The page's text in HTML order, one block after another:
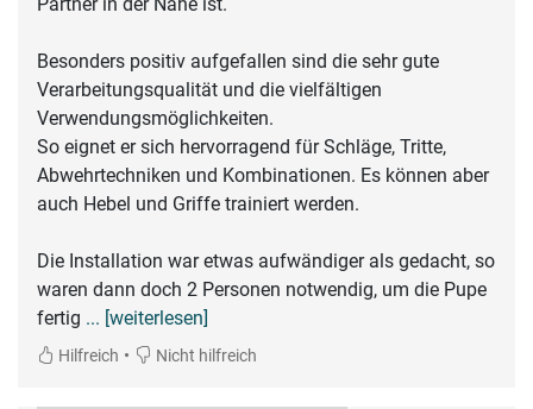
Besonders positiv aufgefallen sind die sehr gute
Verarbeitungsqualität und die vielfältigen
Verwendungsmöglichkeiten.
So eignet er sich hervorragend für Schläge, Tritte,
Abwehrtechniken und Kombinationen. Es können aber
auch Hebel und Griffe trainiert werden.
Die Installation war etwas aufwändiger als gedacht, so
waren dann doch 2 Personen notwendig, um die Pupe
fertig ... [weiterlesen]
Hilfreich • Nicht hilfreich